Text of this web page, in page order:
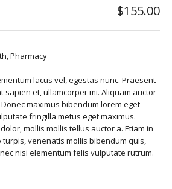
$155.00
,Pharmacy
lacus vel, egestas nunc. Praesent
sapien et, ullamcorper mi. Aliquam auctor
maximus bibendum lorem eget
fringilla metus eget maximus.
mollis mollis tellus auctor a. Etiam in
turpis, venenatis mollis bibendum quis,
nisi elementum felis vulputate rutrum.